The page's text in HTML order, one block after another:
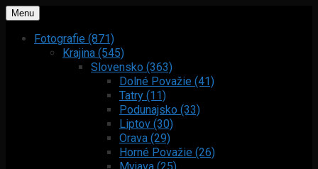
Menu
Fotografie (871)
Krajina (545)
Slovensko (363)
Dolné Považie (41)
Tatry (11)
Podunajsko (33)
Liptov (30)
Orava (29)
Horné Považie (26)